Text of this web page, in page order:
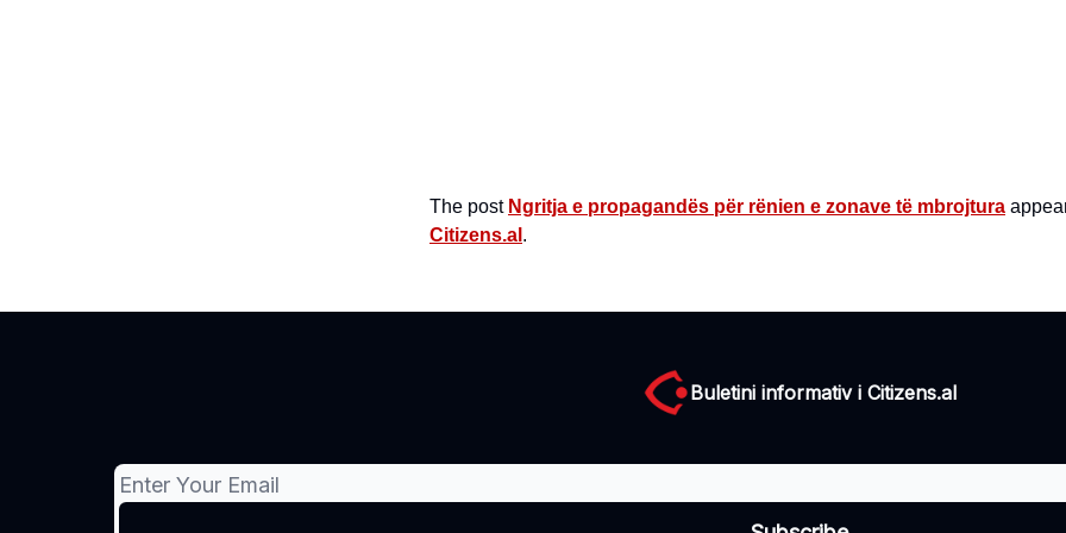
The post Ngritja e propagandës për rënien e zonave të mbrojtura
Citizens.al .
Buletini informativ i Citizens.al